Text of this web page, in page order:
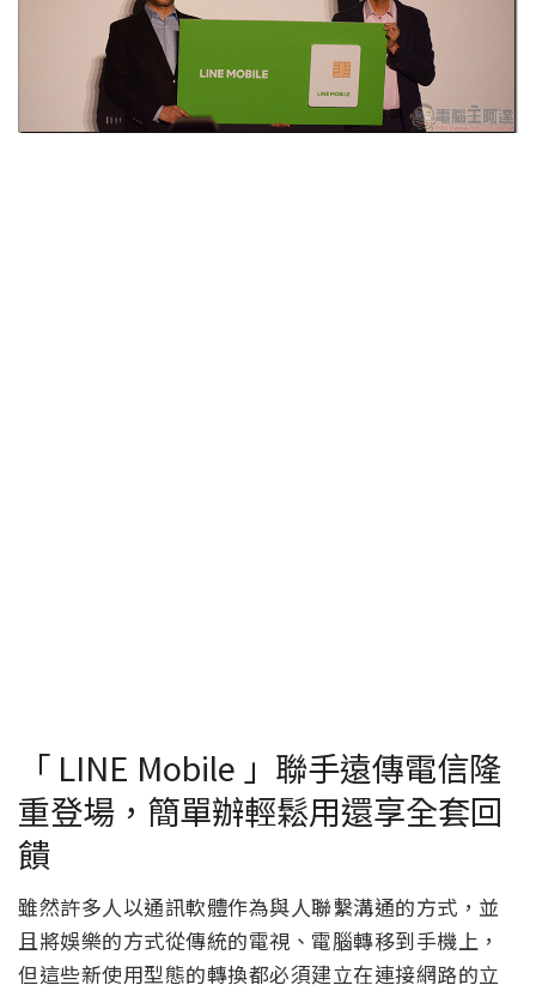
「 LINE Mobile 」聯手遠傳電信隆
重登場，簡單辦輕鬆用還享全套回
饋
雖然許多人以通訊軟體作為與人聯繫溝通的方式，並
且將娛樂的方式從傳統的電視、電腦轉移到手機上，
但這些新使用型態的轉換都必須建立在連接網路的立